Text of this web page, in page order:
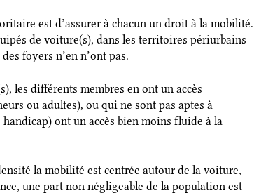
est d’assurer à chacun un droit à la mobilité.
de voiture(s), dans les territoires périurbains
foyers n’en n’ont pas.
les différents membres en ont un accès
ou adultes), ou qui ne sont pas aptes à
ont un accès bien moins fluide à la
la mobilité est centrée autour de la voiture,
une part non négligeable de la population est